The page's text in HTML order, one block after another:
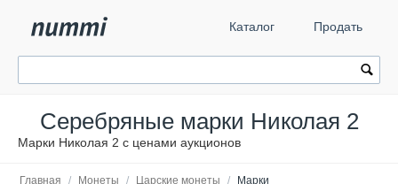
Каталог Продать
Серебряные марки Николая 2
Марки Николая 2 с ценами аукционов
Главная / Монеты / Царские монеты / Марки